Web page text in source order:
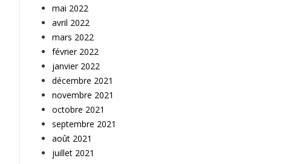
mai 2022
avril 2022
mars 2022
février 2022
janvier 2022
décembre 2021
novembre 2021
octobre 2021
septembre 2021
août 2021
juillet 2021